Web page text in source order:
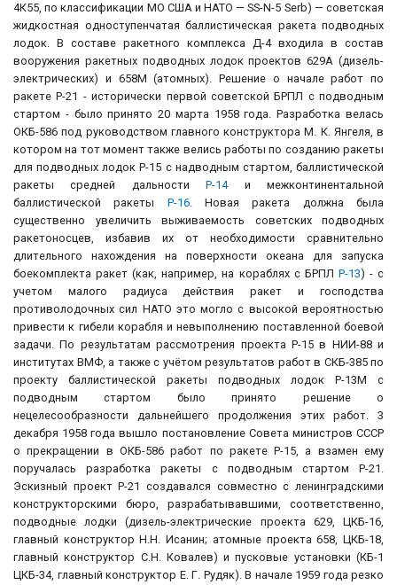
4К55, по классификации МО США и НАТО — SS-N-5 Serb) — советская
жидкостная одноступенчатая баллистическая ракета подводных
лодок. В составе ракетного комплекса Д-4 входила в состав
вооружения ракетных подводных лодок проектов 629А (дизель-
электрических) и 658М (атомных). Решение о начале работ по
ракете Р-21 - исторически первой советской БРПЛ с подводным
стартом - было принято 20 марта 1958 года. Разработка велась
ОКБ-586 под руководством главного конструктора М. К. Янгеля, в
котором на тот момент также велись работы по созданию ракеты
для подводных лодок Р-15 с надводным стартом, баллистической
ракеты средней дальностиР-14и межконтинентальной
баллистической ракеты Р-16. Новая ракета должна была
существенно увеличить выживаемость советских подводных
ракетоносцев, избавив их от необходимости сравнительно
длительного нахождения на поверхности океана для запуска
боекомплекта ракет (как, например, на кораблях с БРПЛ Р-13) - с
учетом малого радиуса действия ракет и господства
противолодочных сил НАТО это могло с высокой вероятностью
привести к гибели корабля и невыполнению поставленной боевой
задачи. По результатам рассмотрения проекта Р-15 в НИИ-88 и
институтах ВМФ, а также с учётом результатов работ в СКБ-385 по
проекту баллистической ракеты подводных лодок Р-13М с
подводным стартом было принято решение о
нецелесообразности дальнейшего продолжения этих работ. 3
декабря 1958 года вышло постановление Совета министров СССР
о прекращении в ОКБ-586 работ по ракете Р-15, а взамен ему
поручалась разработка ракеты с подводным стартом Р-21.
Эскизный проект Р-21 создавался совместно с ленинградскими
конструкторскими бюро, разрабатывавшими, соответственно,
подводные лодки (дизель-электрические проекта 629, ЦКБ-16,
главный конструктор Н.Н. Исанин; атомные проекта 658, ЦКБ-18,
главный конструктор С.Н. Ковалев) и пусковые установки (КБ-1
ЦКБ-34, главный конструктор Е. Г. Рудяк). В начале 1959 года резко